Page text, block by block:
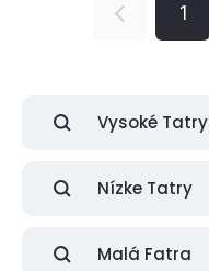
1
Vysoké Tatry
Nízke Tatry
Malá Fatra